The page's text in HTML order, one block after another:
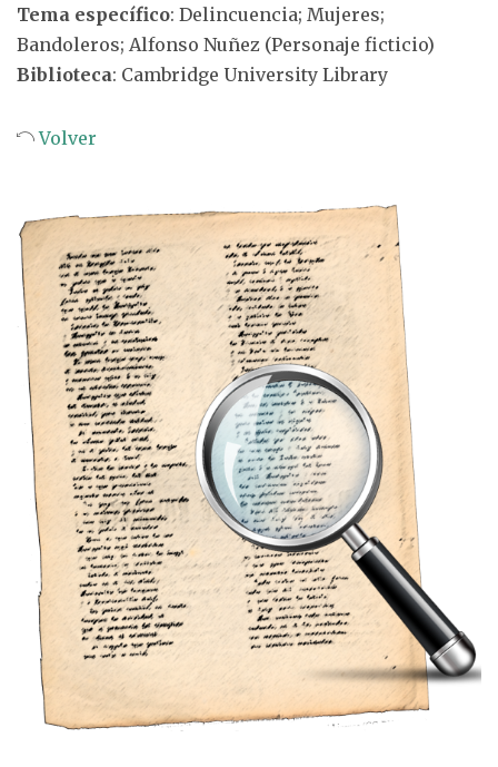
Tema específico: Delincuencia; Mujeres;
Bandoleros; Alfonso Nuñez (Personaje ficticio)
Biblioteca: Cambridge University Library
Volver